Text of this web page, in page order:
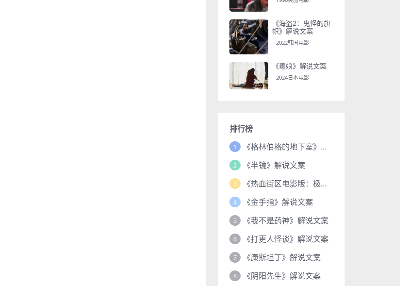
《海盗2：鬼怪的旗
帜》解说文案
2022韩国电影
《毒娘》解说文案
2024日本电影
排行榜
1 《格林伯格的地下室》解说文案
2 《半镜》解说文案
3 《热血街区电影版：极恶王续篇》解说文案
4 《金手指》解说文案
5 《我不是药神》解说文案
6 《打更人怪谈》解说文案
7 《康斯坦丁》解说文案
8 《阴阳先生》解说文案